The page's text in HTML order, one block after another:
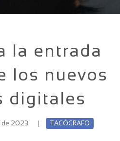
la entrada
los nuevos
digitales
de 2023 | TACÓGRAFO